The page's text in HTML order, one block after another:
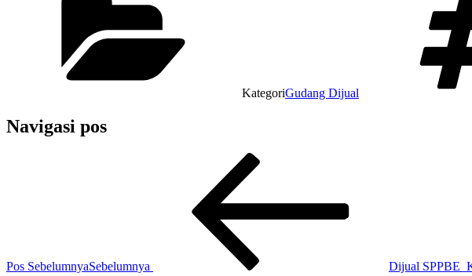
KategoriGudang Dijual
Navigasi pos
Pos SebelumnyaSebelumnya Dijual SPPBE